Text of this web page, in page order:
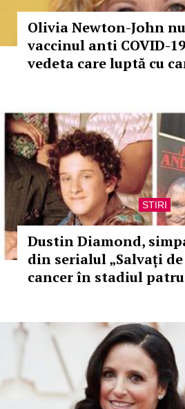
Olivia Newton-John
vaccinul anti COVID-
vedeta care luptă cu
STIRI
Dustin Diamond,
din serialul „Salvați
cancer în stadiul patru